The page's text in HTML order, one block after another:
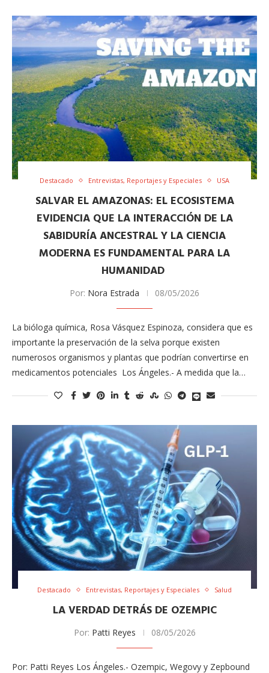
Destacado Entrevistas, Reportajes y Especiales USA
SALVAR EL AMAZONAS: EL ECOSISTEMA
EVIDENCIA QUE LA INTERACCIÓN DE LA
SABIDURÍA ANCESTRAL Y ​LA CIENCIA
MODERNA​ ES FUNDAMENTAL PARA LA
HUMANIDAD
Por: Nora Estrada 08/05/2026
La bióloga química, Rosa Vásquez Espinoza​, ​considera que es
importante la preservación d​e la selva​ porque existen
numerosos organismos y plantas que podrían convertirse en
medicamentos potenciales​ Los Ángeles.- A medida que la…
Destacado Entrevistas, Reportajes y Especiales Salud
LA VERDAD DETRÁS DE OZEMPIC
Por: Patti Reyes 08/05/2026
Por: Patti Reyes Los Ángeles.- Ozempic, Wegovy y Zepbound